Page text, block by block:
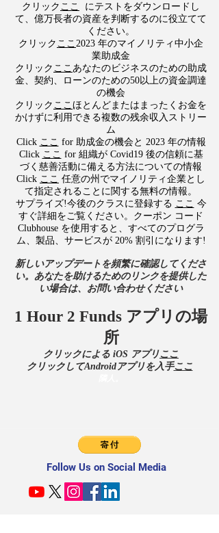
クリック ここ
にテストをダウンロードし
て、億万長者の資産を判断するのに役立てて
ください。
クリック ここ 2023 年のマイノリティ中小企
業助成金
クリック ここ あなたのビジネスのための助成
金、契約、ローンのための50以上の資金調達
の機会
クリック ここ ほとんどまたはまったくお金を
かけずに利用できる複数の残余収入ストリー
ム
Click ここ for 助成金の機会と 2023 年の情報
Click ここ for 組織が Covid19 後の信頼に基
づく慈善活動に備える方法についての情報
​Click ここ 任意の州でマイノリティ企業とし
て指定されることに関する無料の情報。
​サプライズ!今後のクラスに登録する ここ 今
すぐ詳細をご覧ください。クーポン コード
Clubhouse を使用すると、すべてのプログラ
ム、製品、サービスが 20% 割引になります!
新しいアップデートを頻繁に確認してくださ
い。あなたを助けるためのリンクを提供した
い場合は、お問い合わせください
1 Hour 2 Funds アプリの場
所
クリックによる iOS アプリここ
クリックしてAndroidアプリを入手ここ
Follow Us on Social Media